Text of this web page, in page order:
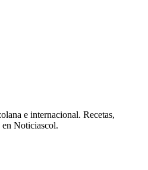
e internacional. Recetas,
en Noticiascol.